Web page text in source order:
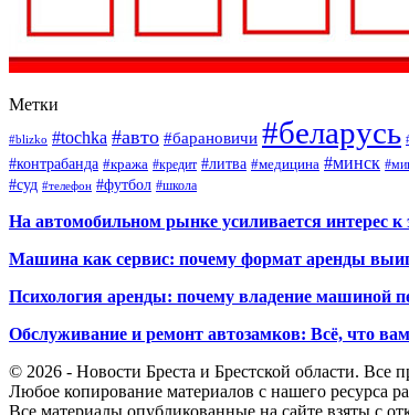
Метки
#blizko #tochka #авто #барановичи #беларусь
#контрабанда #кража #кредит #литва #медицина #минск
#суд #телефон #футбол #школа
На автомобильном рынке усиливается интерес
Машина как сервис: почему формат аренды
Психология аренды: почему владение машиной
Обслуживание и ремонт автозамков: Всё, что
© 2026 - Новости Бреста и Брестской области. Все
Любое копирование материалов с нашего ресурса
Все материалы опубликованные на сайте взяты с